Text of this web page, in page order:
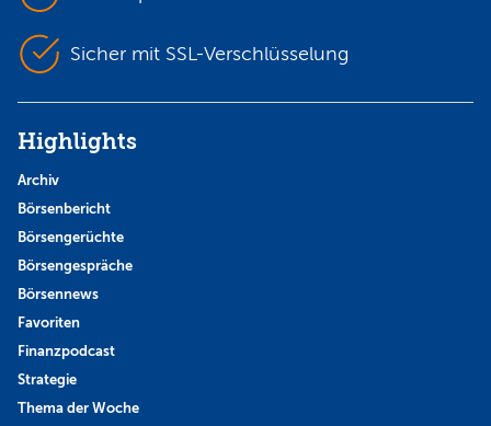
Sicher mit SSL-Verschlüsselung
Highlights
Archiv
Börsenbericht
Börsengerüchte
Börsengespräche
Börsennews
Favoriten
Finanzpodcast
Strategie
Thema der Woche